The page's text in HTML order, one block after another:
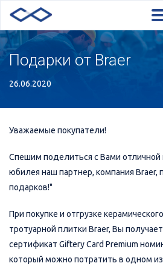
Подарки от Braer
26.06.2020
Уважаемые покупатели!
Спешим поделиться с Вами отличной
юбилея наш партнер, компания Braer,
подарков!"
При покупке и отгрузке
тротуарной плитки Braer, Вы
сертификат Giftery Card Premium
который можно потратить в одном